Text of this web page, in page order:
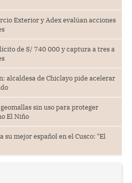
Exterior y Adex evalúan acciones
de S/ 740 000 y captura a tres a
alcaldesa de Chiclayo pide acelerar
sin uso para proteger
El Niño
su mejor español en el Cusco: "El